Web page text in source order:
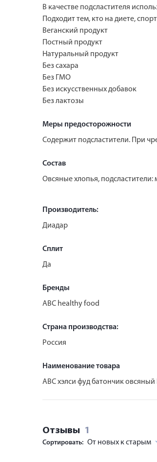
В качестве подсластителя
Подходит тем, кто на диете,
Веганский продукт
Постный продукт
Натуральный продукт
Без сахара
Без ГМО
Без искусственных добавок
Без лактозы
Меры предосторожности
Содержит подсластители. При
Состав
Овсяные хлопья,
Производитель:
Диадар
Сплит
Да
Бренды
ABC healthy food
Страна производства:
Россия
Наименование товара
АВС хэлси фуд батончик
Отзывы 1
Сортировать: От новых к старым